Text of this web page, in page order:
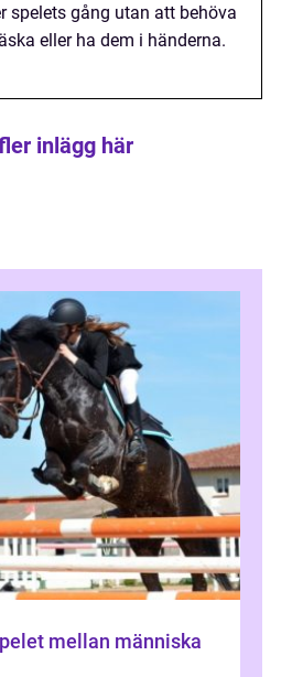
spelets gång utan att behöva
eller ha dem i händerna.
inlägg här